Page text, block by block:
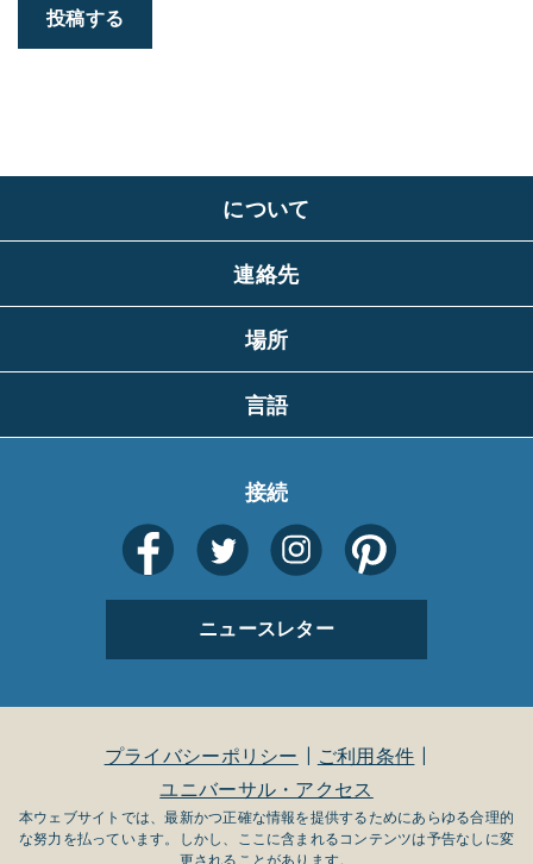
について
連絡先
場所
言語
接続
ニュースレター
プライバシーポリシー
ご利用条件
ユニバーサル・アクセス
本ウェブサイトでは、最新かつ正確な情報を提供するためにあらゆる合理的
な努力を払っています。しかし、ここに含まれるコンテンツは予告なしに変
更されることがあります。